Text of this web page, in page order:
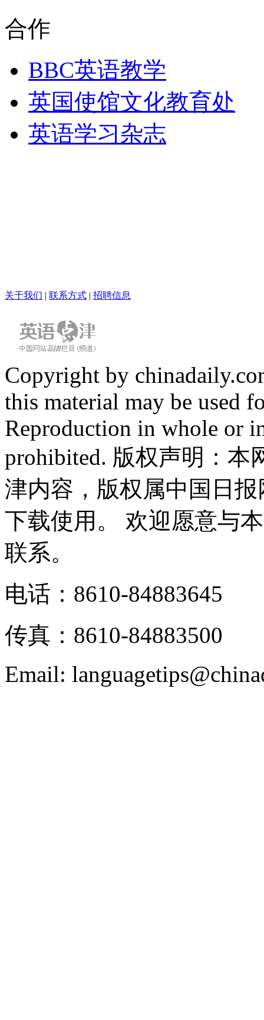
合作
BBC英语教学
英国使馆文化教育处
英语学习杂志
关于我们 | 联系方式 | 招聘信息
Copyright by
this material may be used
Reproduction in whole or
prohibited. 版权声明：
津内容，版权属中国日
下载使用。 欢迎愿意与
联系。
电话：8610-84883645
传真：8610-84883500
Email: